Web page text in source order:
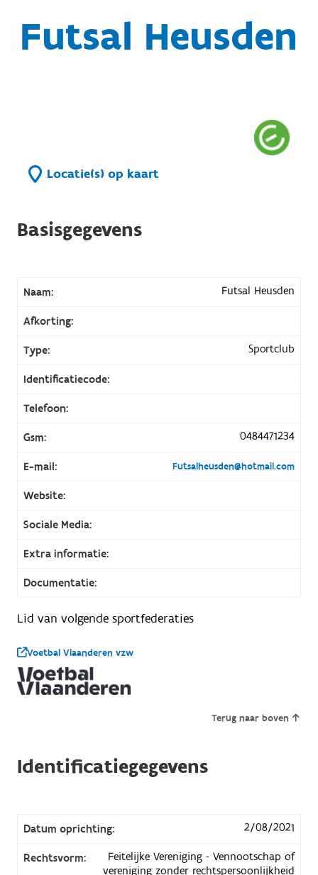
Futsal Heusden
Locatie(s) op kaart
Basisgegevens
Naam: Futsal Heusden
Afkorting:
Type: Sportclub
Identificatiecode:
Telefoon:
Gsm: 0484471234
E-mail: Futsalheusden@hotmail.com
Website:
Sociale Media:
Extra informatie:
Documentatie:
Lid van volgende sportfederaties
Voetbal Vlaanderen vzw
Terug naar boven
Identificatiegegevens
Datum oprichting: 2/08/2021
Rechtsvorm:
Feitelijke Vereniging - Vennootschap of
vereniging zonder rechtspersoonlijkheid